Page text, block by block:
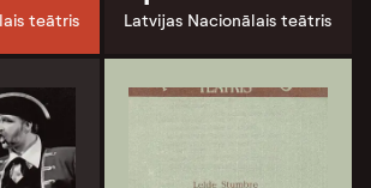
teātris Latvijas Nacionālais teātris